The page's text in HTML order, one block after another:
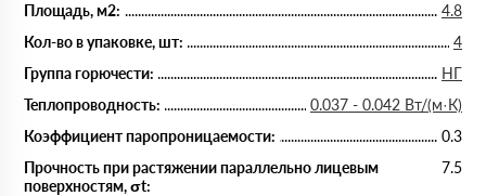
Площадь, м2:
4.8
Кол-во в упаковке, шт:
4
Группа горючести:
НГ
Теплопроводность:
0.037 - 0.042 Вт/(м·К)
Коэффициент паропроницаемости:
0.3
Прочность при растяжении параллельно лицевым
поверхностям, σt:
7.5